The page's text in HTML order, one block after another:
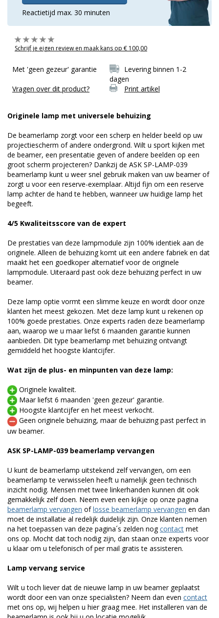
Reactietijd max. 30 minuten
Schrijf je eigen review en maak kans op € 100,00
Met 'geen gezeur' garantie
Levering binnen 1-2
dagen
Vragen over dit product?
Print artikel
Originele lamp met universele behuizing
De beamerlamp zorgt voor een scherp en helder beeld op uw
projectiescherm of andere ondergrond. Wilt u sport kijken met
de beamer, een presentatie geven of andere beelden op een
groot scherm projecteren? Dankzij de ASK SP-LAMP-039
beamerlamp kunt u weer snel gebruik maken van uw beamer of
zorgt u voor een reserve-exemplaar. Altijd fijn om een reserve
lamp achter de hand te hebben, wanneer uw huidige lamp het
begeeft.
4/5 Kwaliteitsscore van de expert
De prestaties van deze lampmodule zijn 100% identiek aan de
originele. Alleen de behuizing komt uit een andere fabriek en dat
maakt het een goedkoper alternatief voor de originele
lampmodule. Uiteraard past ook deze behuizing perfect in uw
beamer.
Deze lamp optie vormt een slimme keuze en wordt door onze
klanten het meest gekozen. Met deze lamp kunt u rekenen op
100% goede prestaties. Onze experts raden deze beamerlamp
aan, waarop we u maar liefst 6 maanden garantie kunnen
aanbieden. Dit type beamerlamp met behuizing ontvangt
gemiddeld het hoogste klantcijfer.
Wat zijn de plus- en minpunten van deze lamp:
Originele kwaliteit.
Maar liefst 6 maanden 'geen gezeur' garantie.
Hoogste klantcijfer en het meest verkocht.
Geen originele behuizing, maar de behuizing past perfect in
uw beamer.
ASK SP-LAMP-039 beamerlamp vervangen
U kunt de beamerlamp uitstekend zelf vervangen, om een
beamerlamp te verwisselen heeft u namelijk geen technisch
inzicht nodig. Mensen met twee linkerhanden kunnen dit ook
gemakkelijk zelf doen. Neem even een kijkje op onze pagina
beamerlamp vervangen oflosse beamerlamp vervangen en dan
moet de installatie al redelijk duidelijk zijn. Onze klanten nemen
na het toepassen van deze pagina´s zelden nogcontact met
ons op. Mocht dat toch nodig zijn, dan staan onze experts voor
u klaar om u telefonisch of per mail gratis te assisteren.
Lamp vervang service
Wilt u toch liever dat de nieuwe lamp in uw beamer geplaatst
wordt door een van onze specialisten? Neem dan even contact
met ons op, wij helpen u hier graag mee. Het installeren van de